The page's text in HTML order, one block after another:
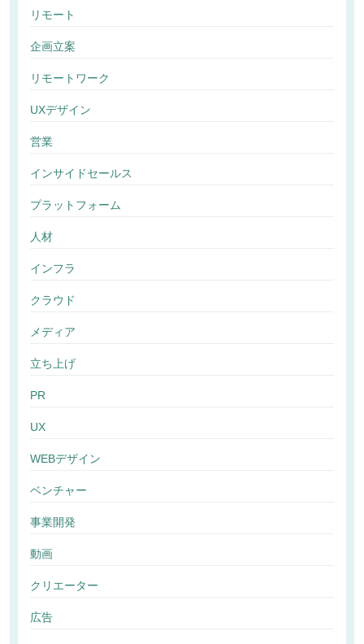
リモート
企画立案
リモートワーク
UXデザイン
営業
インサイドセールス
プラットフォーム
人材
インフラ
クラウド
メディア
立ち上げ
PR
UX
WEBデザイン
ベンチャー
事業開発
動画
クリエーター
広告